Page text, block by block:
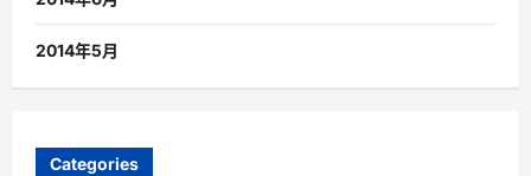
2014年5月
Categories